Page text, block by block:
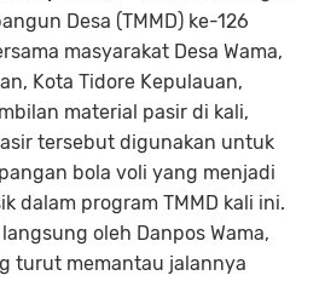
Desa (TMMD) ke-126
masyarakat Desa Wama,
Kota Tidore Kepulauan,
material pasir di kali,
tersebut digunakan untuk
bola voli yang menjadi
dalam program TMMD kali ini.
oleh Danpos Wama,
turut memantau jalannya